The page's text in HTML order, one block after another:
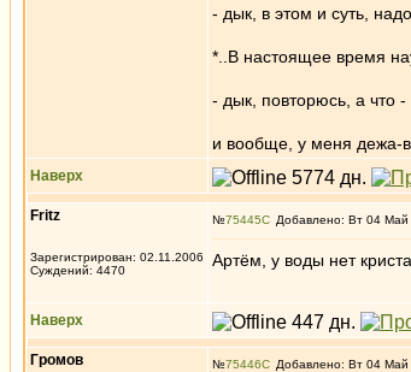
- дык, в этом и суть, надо
*..В настоящее время
- дык, повторюсь, а что
и вообще, у меня дежа-
Наверх
Fritz
Зарегистрирован: 02.11.2006
Суждений: 4470
№75445 Добавлено: Вт 04 Май
Артём, у воды нет
Наверх
Громов №75446 Добавлено: Вт 04 Май